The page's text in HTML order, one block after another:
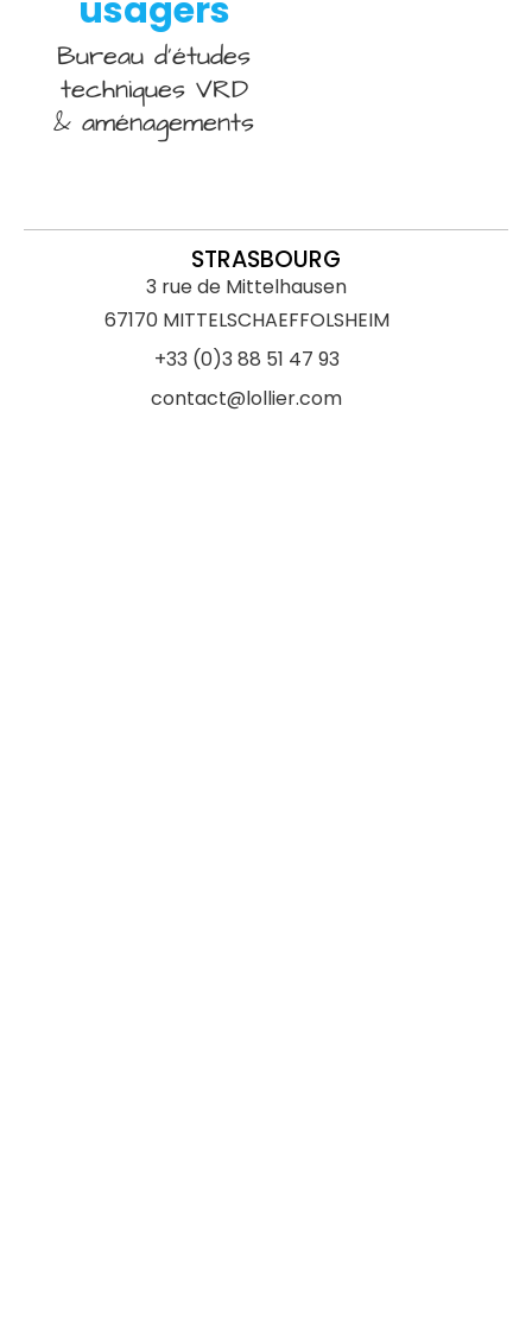
usagers
Bureau d’études
techniques VRD
& aménagements
STRASBOURG
3 rue de Mittelhausen
67170 MITTELSCHAEFFOLSHEIM
+33 (0)3 88 51 47 93
contact@lollier.com